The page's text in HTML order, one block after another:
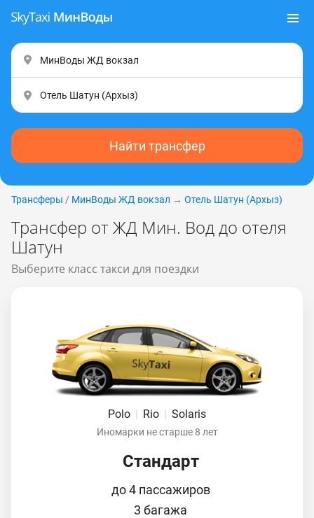
Найти трансфер
Трансферы / МинВоды ЖД вокзал → Отель Шатун (Apxыз)
Трансфер от ЖД Мин. Вод до отеля
Шатун
Выберите класс такси для поездки
Polo | Rio | Solaris
Иномарки не старше 8 лет
Стандарт
до 4 пассажиров
3 багажа